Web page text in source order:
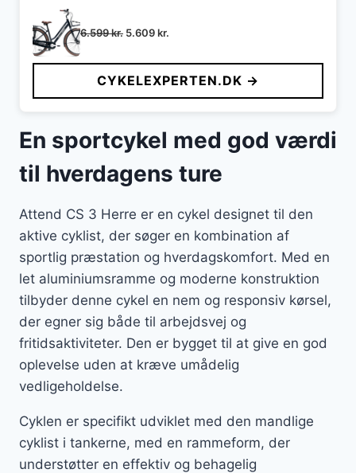
6.599kr. Den
pris
var:
6.599 kr..
5.609kr.
pris
er:
5.609 kr..
CYKELEXPERTEN.DK →
En sportcykel med god værdi
til hverdagens ture
Attend CS 3 Herre er en cykel designet til den
aktive cyklist, der søger en kombination af
sportlig præstation og hverdagskomfort. Med en
let aluminiumsramme og moderne konstruktion
tilbyder denne cykel en nem og responsiv kørsel,
der egner sig både til arbejdsvej og
fritidsaktiviteter. Den er bygget til at give en god
oplevelse uden at kræve umådelig
vedligeholdelse.
Cyklen er specifikt udviklet med den mandlige
cyklist i tankerne, med en rammeform, der
understøtter en effektiv og behagelig